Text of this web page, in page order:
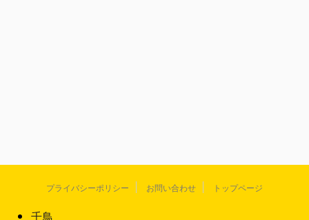
プライバシーポリシー お問い合わせ トップページ
千鳥